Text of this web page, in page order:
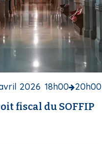
2026 18h00 20h00
fiscal du SOFFIP